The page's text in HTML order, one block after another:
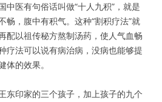
中医有句俗话叫做“十人九积”，就是
畅，腹中有积气。这种“割积疗法”就
配以祖传秘方熬制汤药，使人气血畅
疗法可以说有病治病，没病也能够提
体的效果。
东印家的三个孩子，加上孩子的九个